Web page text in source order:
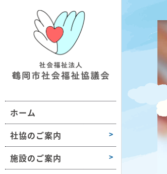
ホーム
社協のご案内
社協について
織図・沿革
施設のご案内
1学区
3学区
4学区
5学区
域の福祉活動支援
ランティア活動支援
齢者や障害のある方への支援
護保険サービス
がい福祉サービス
業所情報
種様式
ラセンだより